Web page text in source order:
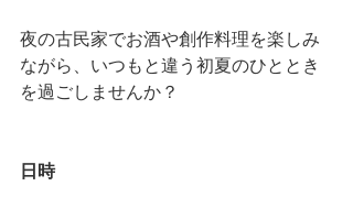
﻿夜の古民家でお酒や創作料理を楽しみ
ながら、いつもと違う初夏のひととき
を過ごしませんか？
日時﻿